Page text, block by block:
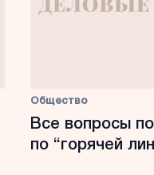
Общество
Все вопросы
по “горячей